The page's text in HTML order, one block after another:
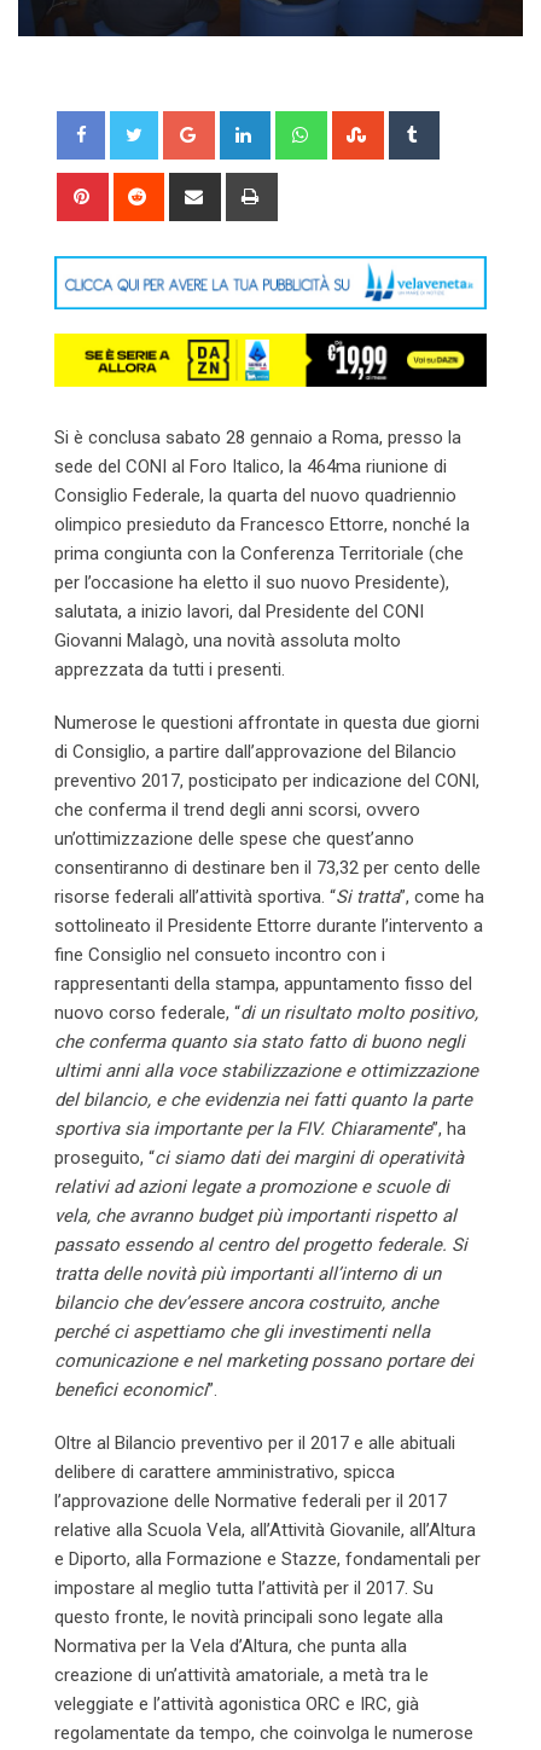
Google+ LinkedIn WhatsappStumbleUpon
Pinterest Reddit
Share
Si è conclusa sabato 28 gennaio a Roma, presso la
sede del CONI al Foro Italico, la 464ma riunione di
Consiglio Federale, la quarta del nuovo quadriennio
olimpico presieduto da Francesco Ettorre, nonché la
prima congiunta con la Conferenza Territoriale (che
per l’occasione ha eletto il suo nuovo Presidente),
salutata, a inizio lavori, dal Presidente del CONI
Giovanni Malagò, una novità assoluta molto
apprezzata da tutti i presenti.
Numerose le questioni affrontate in questa due giorni
di Consiglio, a partire dall’approvazione del Bilancio
preventivo 2017, posticipato per indicazione del CONI,
che conferma il trend degli anni scorsi, ovvero
un’ottimizzazione delle spese che quest’anno
consentiranno di destinare ben il 73,32 per cento delle
risorse federali all’attività sportiva. “Si tratta”, come ha
sottolineato il Presidente Ettorre durante l’intervento a
fine Consiglio nel consueto incontro con i
rappresentanti della stampa, appuntamento fisso del
nuovo corso federale, “di un risultato molto positivo,
che conferma quanto sia stato fatto di buono negli
ultimi anni alla voce stabilizzazione e ottimizzazione
del bilancio, e che evidenzia nei fatti quanto la parte
sportiva sia importante per la FIV. Chiaramente”, ha
proseguito, “ci siamo dati dei margini di operatività
relativi ad azioni legate a promozione e scuole di
vela, che avranno budget più importanti rispetto al
passato essendo al centro del progetto federale. Si
tratta delle novità più importanti all’interno di un
bilancio che dev’essere ancora costruito, anche
perché ci aspettiamo che gli investimenti nella
comunicazione e nel marketing possano portare dei
benefici economici”.
Oltre al Bilancio preventivo per il 2017 e alle abituali
delibere di carattere amministrativo, spicca
l’approvazione delle Normative federali per il 2017
relative alla Scuola Vela, all’Attività Giovanile, all’Altura
e Diporto, alla Formazione e Stazze, fondamentali per
impostare al meglio tutta l’attività per il 2017. Su
questo fronte, le novità principali sono legate alla
Normativa per la Vela d’Altura, che punta alla
creazione di un’attività amatoriale, a metà tra le
veleggiate e l’attività agonistica ORC e IRC, già
regolamentate da tempo, che coinvolga le numerose